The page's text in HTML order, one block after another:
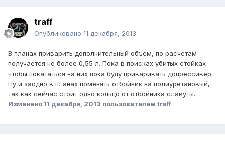
traff
Опубликовано 11 декабря, 2013
В планах приварить дополнительный объем, по расчетам
получается не более 0,55 л. Пока в поисках убитых стойках
чтобы покататься на них пока буду приваривать допрессивер.
Ну и заодно в планах поменять отбойник на полиуретановый,
так как сейчас стоит одно кольцо от отбойника славуты.
Изменено 11 декабря, 2013 пользователем traff